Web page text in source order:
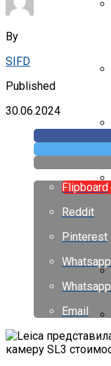
By
SIFD
Published
30.06.2024
Flipboard
Reddit
Pinterest
Whatsapp
Whatsapp
Email